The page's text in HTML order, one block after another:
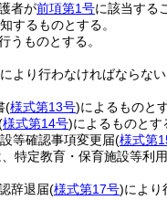
者が前項第1号に該当する
するものとする。
うものとする。
より行わなければならない
(様式第13号)によるものとす
様式第14号)によるものとす
等確認事項変更届(様式第
特定教育・保育施設等利
辞退届(様式第17号)により